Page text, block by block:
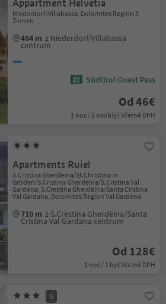
Appartment Helvetia
Niederdorf/Villabassa, Dolomites Region 3
Zinnen
484 m z Niederdorf/Villabassa
centrum
Südtirol Guest Pass
Od 46€
1 noc / 2 osob(y) Včetně DPH
Apartments Ruiel
S.Cristina Gherdëina/St.Christina in
Gröden/S.Cristina Gherdëina/S.Cristina Val
Gardena, S.Crestina Gherdëina/Santa Cristina
Val Gardana, Dolomites Region Val Gardena
710 m z S.Crestina Gherdëina/Santa
Cristina Val Gardana centrum
Od 128€
1 noc / 1 byt Včetně DPH
S